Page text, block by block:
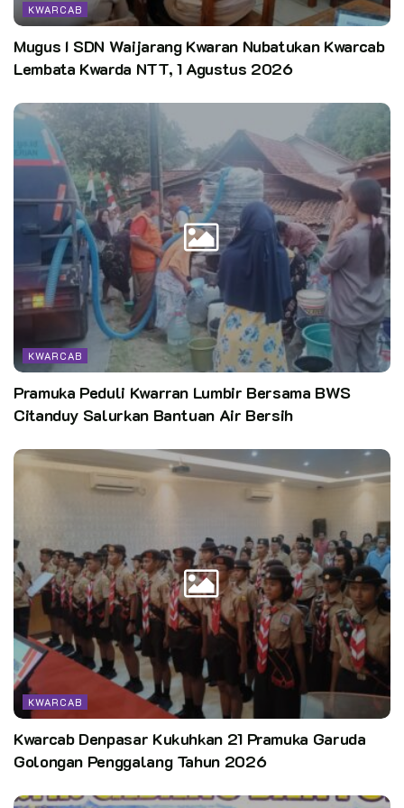
Editor: pusdatin kwarnas
KWARCAB
Mugus I SDN Waijarang Kwaran Nubatukan Kwarcab
Lembata Kwarda NTT, 1 Agustus 2026
KWARCAB
Pramuka Peduli Kwarran Lumbir Bersama BWS
Citanduy Salurkan Bantuan Air Bersih
KWARCAB
Kwarcab Denpasar Kukuhkan 21 Pramuka Garuda
Golongan Penggalang Tahun 2026